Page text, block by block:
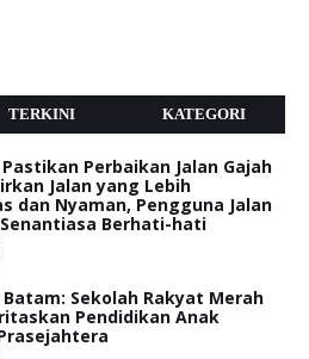
TERKINI KATEGORI
Perbaikan Jalan Gajah
Jalan yang Lebih
dan Nyaman, Pengguna Jalan
Berhati-hati
Batam: Sekolah Rakyat Merah
Pendidikan Anak